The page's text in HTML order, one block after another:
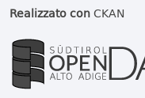
Realizzato conCKAN